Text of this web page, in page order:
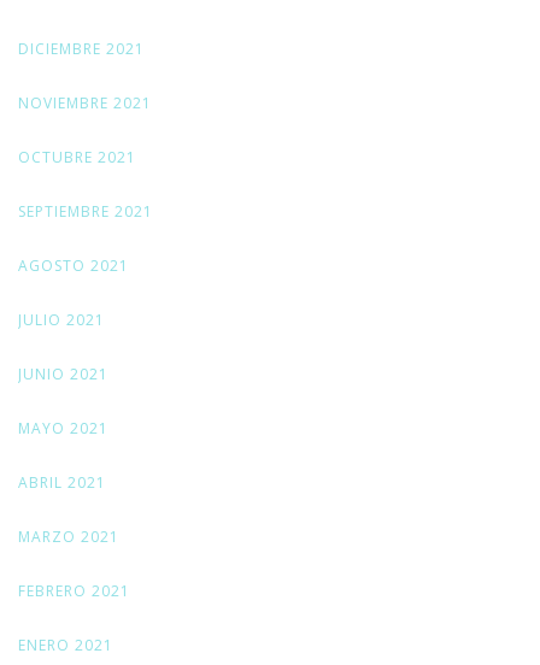
DICIEMBRE 2021
NOVIEMBRE 2021
OCTUBRE 2021
SEPTIEMBRE 2021
AGOSTO 2021
JULIO 2021
JUNIO 2021
MAYO 2021
ABRIL 2021
MARZO 2021
FEBRERO 2021
ENERO 2021